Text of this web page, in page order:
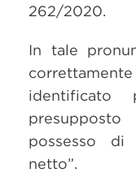
262/2020.
In tale
possesso di
netto”.